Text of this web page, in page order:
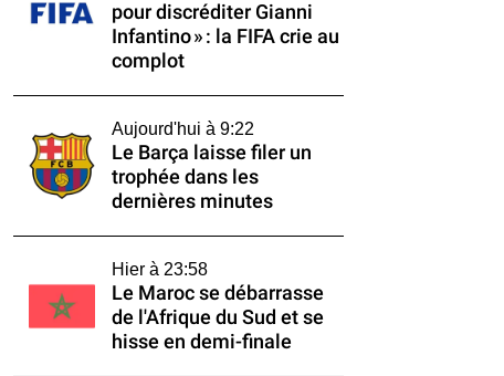
pour discréditer Gianni
Infantino » : la FIFA crie au
complot
Aujourd'hui à 9:22
Le Barça laisse filer un
trophée dans les
dernières minutes
Hier à 23:58
Le Maroc se débarrasse
de l'Afrique du Sud et se
hisse en demi-finale